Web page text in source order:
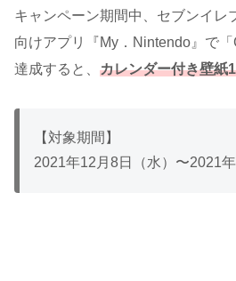
キャンペーン期間中、セブンイレ
向けアプリ『My．Nintendo』で
達成すると、 カレンダー付き壁紙
【対象期間】
2021年12月8日（水）〜2021年